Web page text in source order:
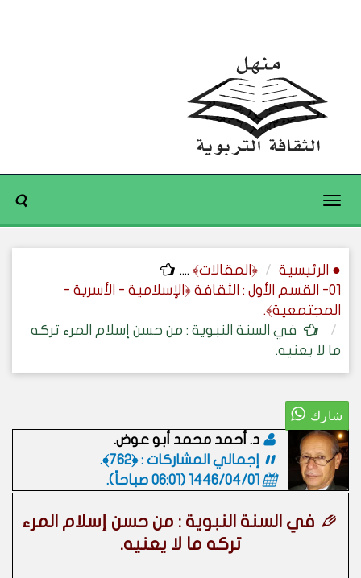
Toggle
● الرئيسية ﴿المقالات﴾ ....
01- القسم الأول : الثقافة ﴿الإسلامية - الأسرية -
المجتمعية﴾.
في السنة النبوية : من حسن إسلام المرء تركه
ما لا يعنيه.
د. أحمد محمد أبو عوض.
إجمالي المشاركات : ﴿762﴾.
1446/04/01 (06:01 صباحاً)
.
في السنة النبوية : من حسن إسلام المرء
تركه ما لا يعنيه.